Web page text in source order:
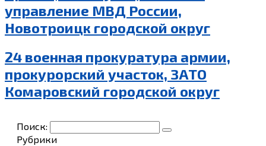
управление МВД России,
Новотроицк городской округ
24 военная прокуратура армии,
прокурорский участок, ЗАТО
Комаровский городской округ
Поиск:
Рубрики